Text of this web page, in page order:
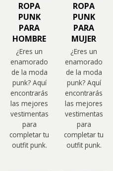
ROPA
PUNK
PARA
HOMBRE
¿Eres un
enamorado
de la moda
punk? Aquí
encontrarás
las mejores
vestimentas
para
completar tu
outfit punk.
ROPA
PUNK
PARA
MUJER
¿Eres un
enamorado
de la moda
punk? Aquí
encontrarás
las mejores
vestimentas
para
completar tu
outfit punk.